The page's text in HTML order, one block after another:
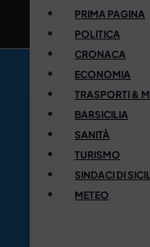
PRIMA PAGINA
POLITICA
CRONACA
ECONOMIA
TRASPORTI &
BARSICILIA
SANITÀ
TURISMO
SINDACI DI
METEO